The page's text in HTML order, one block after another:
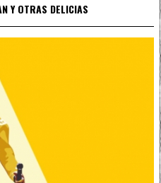
Y OTRAS DELICIAS